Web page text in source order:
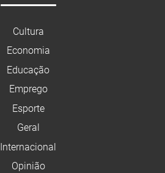
Cultura
Economia
Educação
Emprego
Esporte
Geral
Internacional
Opinião